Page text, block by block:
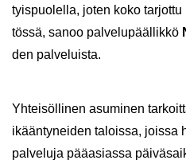
tyis­puo­lel­la, joten koko
tös­sä, sanoo pal­ve­lu­pääl­lik­kö
den pal­ve­luis­ta.
Yh­tei­söl­li­nen asu­mi­nen
ikään­ty­nei­den ta­lois­sa, jois­sa
pal­ve­lu­ja pää­asias­sa